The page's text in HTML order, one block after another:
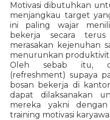
Motivasi dibutuhkan
menjangkau target
ini paling wajar
bekerja secara
merasakan kejenuhan
menurunkan
Oleh sebab itu,
(refreshment) supaya
bosan bekerja di
dapat dilaksanakan
mereka yakni
training motivasi